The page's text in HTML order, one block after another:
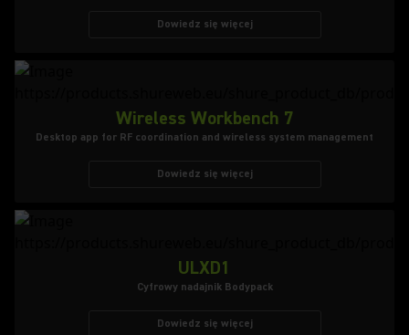
Dowiedz się więcej
Wireless Workbench 7
Desktop app for RF coordination and wireless system management
Dowiedz się więcej
ULXD1
Cyfrowy nadajnik Bodypack
Dowiedz się więcej